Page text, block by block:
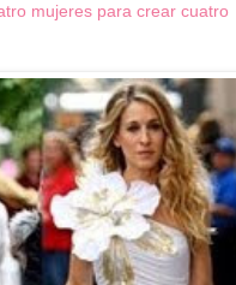
mujeres para crear cuatro